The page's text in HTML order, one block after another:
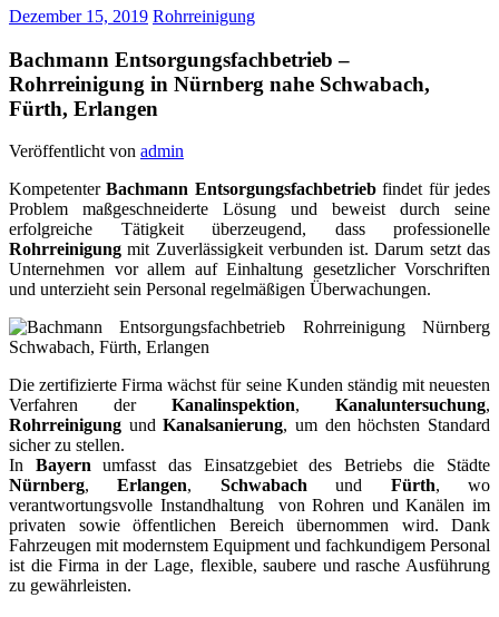
Dezember 15, 2019 Rohrreinigung
Bachmann Entsorgungsfachbetrieb –
Rohrreinigung in Nürnberg nahe Schwabach,
Fürth, Erlangen
Veröffentlicht von admin
KompetenterBachmann Entsorgungsfachbetriebfindet für jedes
Problem maßgeschneiderte Lösung und beweist durch seine
erfolgreiche Tätigkeit überzeugend, dass professionelle
Rohrreinigungmit Zuverlässigkeit verbunden ist. Darum setzt das
Unternehmen vor allem auf Einhaltung gesetzlicher Vorschriften
und unterzieht sein Personal regelmäßigen Überwachungen.
Die zertifizierte Firma wächst für seine Kunden ständig mit neuesten
Verfahren der Kanalinspektion, Kanaluntersuchung,
Rohrreinigung undKanalsanierung, um den höchsten Standard
sicher zu stellen.
In Bayern​ umfasst das Einsatzgebiet des Betriebs die Städte
Nürnberg,Erlangen, Schwabachund Fürth, wo
verantwortungsvolle Instandhaltung von Rohren und Kanälen im
privaten sowie öffentlichen Bereich übernommen wird. Dank
Fahrzeugen mit modernstem Equipment und fachkundigem Personal
ist die Firma in der Lage, flexible, saubere und rasche Ausführung
zu gewährleisten.